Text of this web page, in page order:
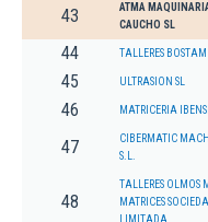
43
ATMA
CAUCHO SL
44 TALLERES BOSTAM
45 ULTRASION SL
46 MATRICERIA IBENSE
47
CIBERMATIC
S.L.
48
TALLERES OLMOS
MATRICES
LIMITADA.